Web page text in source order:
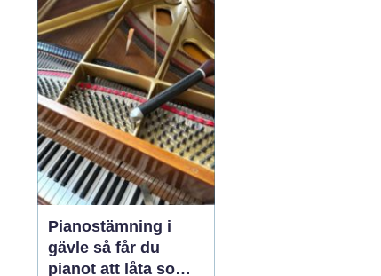
Samtidigt växer kraven
på ...
Pianostämning i
gävle så får du
pianot att låta som